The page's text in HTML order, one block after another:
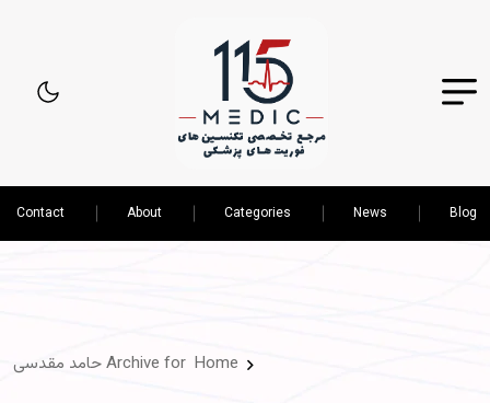
Blog
News
Categories
About
Contact
Home Archive for حامد مقدسی